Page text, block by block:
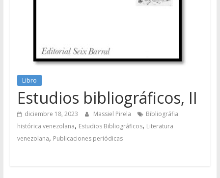
Libro
Estudios bibliográficos, II
diciembre 18, 2023 Massiel Pirela
Bibliográfia
histórica venezolana, Estudios Bibliográficos, Literatura
venezolana, Publicaciones periódicas